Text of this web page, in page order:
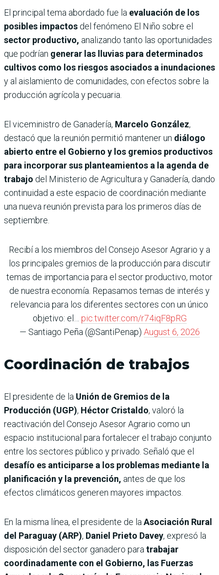
El principal tema abordado fue la evaluación de los
posibles impactos del fenómeno El Niño sobre el
sector productivo, analizando tanto las oportunidades
que podrían generar las lluvias para determinados
cultivos como los riesgos asociados a inundaciones
y al aislamiento de comunidades, con efectos sobre la
producción agrícola y pecuaria.
El viceministro de Ganadería, Marcelo González,
destacó que la reunión permitió mantener un diálogo
abierto entre el Gobierno y los gremios productivos
para incorporar sus planteamientos a la agenda de
trabajo del Ministerio de Agricultura y Ganadería, dando
continuidad a este espacio de coordinación mediante
una nueva reunión prevista para los primeros días de
septiembre.
Recibí a los miembros del Consejo Asesor Agrario y a
los principales gremios de la producción para discutir
temas de importancia para el sector productivo, motor
de nuestra economía. Repasamos temas de interés y
relevancia para los diferentes sectores con un único
objetivo: el… pic.twitter.com/r74iqF8pRG
— Santiago Peña (@SantiPenap) August 6, 2026
Coordinación de trabajos
El presidente de la Unión de Gremios de la
Producción (UGP), Héctor Cristaldo, valoró la
reactivación del Consejo Asesor Agrario como un
espacio institucional para fortalecer el trabajo conjunto
entre los sectores público y privado. Señaló que el
desafío es anticiparse a los problemas mediante la
planificación y la prevención, antes de que los
efectos climáticos generen mayores impactos.
En la misma línea, el presidente de la Asociación Rural
del Paraguay (ARP), Daniel Prieto Davey, expresó la
disposición del sector ganadero para trabajar
coordinadamente con el Gobierno, las Fuerzas